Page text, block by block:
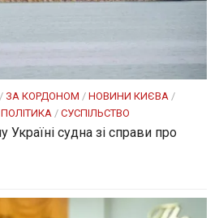
/ ЗА КОРДОНОМ / НОВИНИ КИЄВА /
ПОЛІТИКА / СУСПІЛЬСТВО
Україні судна зі справи про